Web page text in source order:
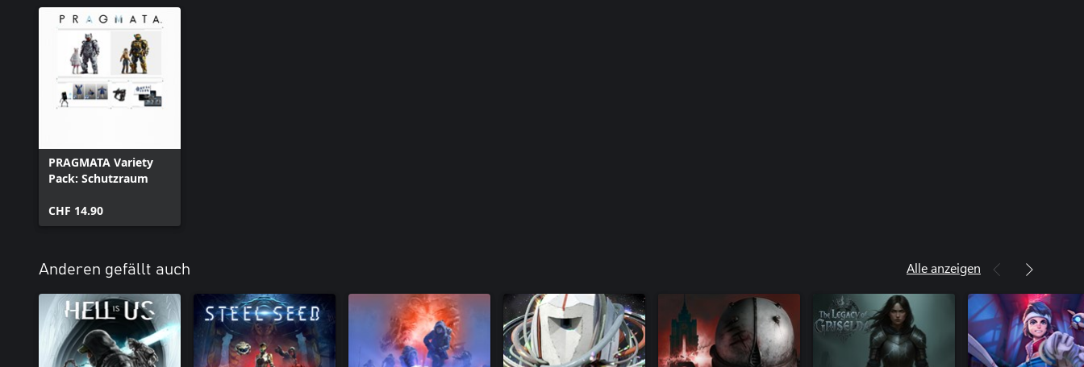
PRAGMATA Variety
Pack: Schutzraum
CHF 14.90
Anderen gefällt auch Alle anzeigen